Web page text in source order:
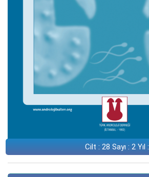
Cilt : 28 Sayı : 2 Yıl :